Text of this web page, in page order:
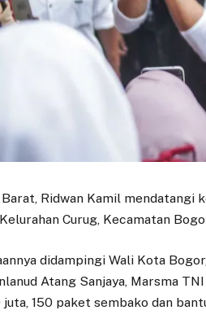
Ridwan Kamil mendatangi
Curug, Kecamatan
didampingi Wali Kota
Atang Sanjaya, Marsma
juta, 150 paket sembako dan